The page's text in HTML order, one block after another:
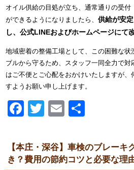
オイル供給の目処が立ち、通常通りの受付
ができるようになりましたら、 供給が安
し、公式LINEおよびホームページにて
地域密着の整備工場として、この困難な状
ブルから守るため、スタッフ一同全力で
はご不便とご心配をおかけいたしますが、
すようお願い申し上げます。
Facebook
TwitterEmail
【本庄・深谷】車検のブレーキ
き？費用の節約コツと必要な理